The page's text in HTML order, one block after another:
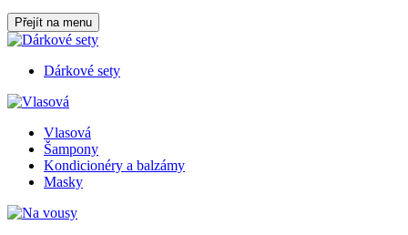
Přejít na menu
Dárkové sety
Vlasová
Šampony
Kondicionéry a balzámy
Masky